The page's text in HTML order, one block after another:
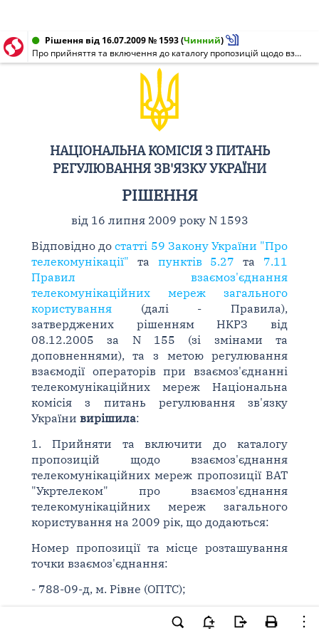
Рішення від 16.07.2009 № 1593(Чинний)
Про прийняття та включення до каталогу пропозицій щодо взаємоз'єднання телекомунікаційних мереж загального користування
НАЦІОНАЛЬНА КОМІСІЯ З ПИТАНЬ
РЕГУЛЮВАННЯ ЗВ'ЯЗКУ УКРАЇНИ
РІШЕННЯ
від 16 липня 2009 року N 1593
Відповідно достатті 59 Закону України "Про
телекомунікації" та пунктів 5.27 та 7.11
Правил взаємоз'єднання
телекомунікаційних мереж загального
користування(далі - Правила),
затверджених рішенням НКРЗ від
08.12.2005 за N 155 (зі змінами та
доповненнями), та з метою регулювання
взаємодії операторів при взаємоз'єднанні
телекомунікаційних мереж Національна
комісія з питань регулювання зв'язку
України вирішила:
1. Прийняти та включити до каталогу
пропозицій щодо взаємоз'єднання
телекомунікаційних мереж пропозиції ВАТ
"Укртелеком" про взаємоз'єднання
телекомунікаційних мереж загального
користування на 2009 рік, що додаються:
Номер пропозиції та місце розташування
точки взаємоз'єднання:
- 788-09-д, м. Рівне (ОПТС);
- 789-09-д, м. Львів (АМТС);